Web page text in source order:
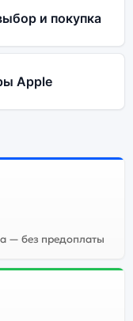
и покупка
Apple
— без предоплаты